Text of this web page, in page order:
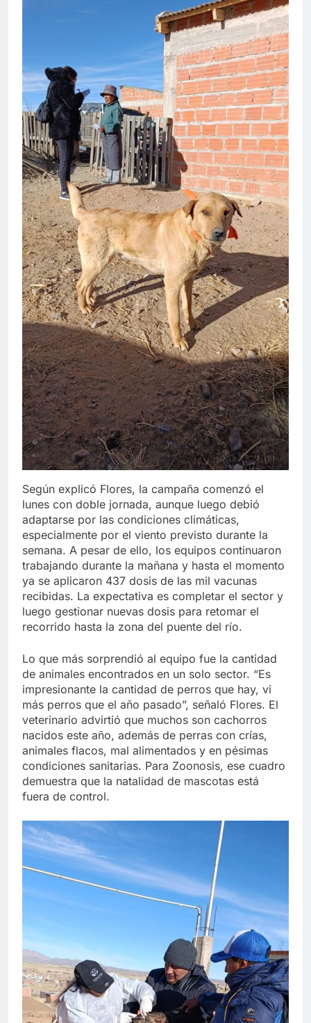
Según explicó Flores, la campaña comenzó el
lunes con doble jornada, aunque luego debió
adaptarse por las condiciones climáticas,
especialmente por el viento previsto durante la
semana. A pesar de ello, los equipos continuaron
trabajando durante la mañana y hasta el momento
ya se aplicaron 437 dosis de las mil vacunas
recibidas. La expectativa es completar el sector y
luego gestionar nuevas dosis para retomar el
recorrido hasta la zona del puente del río.
Lo que más sorprendió al equipo fue la cantidad
de animales encontrados en un solo sector. “Es
impresionante la cantidad de perros que hay, vi
más perros que el año pasado”, señaló Flores. El
veterinario advirtió que muchos son cachorros
nacidos este año, además de perras con crías,
animales flacos, mal alimentados y en pésimas
condiciones sanitarias. Para Zoonosis, ese cuadro
demuestra que la natalidad de mascotas está
fuera de control.